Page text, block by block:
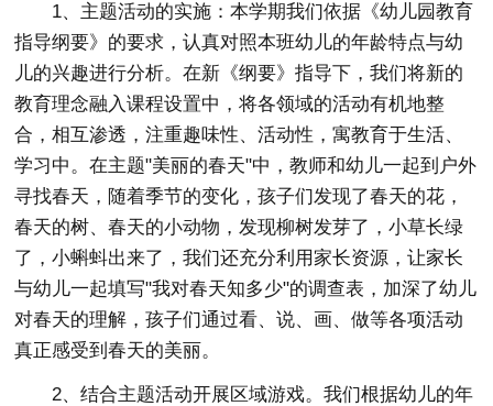
1、主题活动的实施：本学期我们依据《幼儿园教育
指导纲要》的要求，认真对照本班幼儿的年龄特点与幼
儿的兴趣进行分析。在新《纲要》指导下，我们将新的
教育理念融入课程设置中，将各领域的活动有机地整
合，相互渗透，注重趣味性、活动性，寓教育于生活、
学习中。在主题"美丽的春天"中，教师和幼儿一起到户外
寻找春天，随着季节的变化，孩子们发现了春天的花，
春天的树、春天的小动物，发现柳树发芽了，小草长绿
了，小蝌蚪出来了，我们还充分利用家长资源，让家长
与幼儿一起填写"我对春天知多少"的调查表，加深了幼儿
对春天的理解，孩子们通过看、说、画、做等各项活动
真正感受到春天的美丽。
2、结合主题活动开展区域游戏。我们根据幼儿的年